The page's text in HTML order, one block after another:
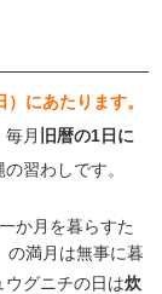
にあたります。
月 旧暦の1日に
習わしです。
か月を暮らすた
の満月は無事に暮
ウグニチの日は炊